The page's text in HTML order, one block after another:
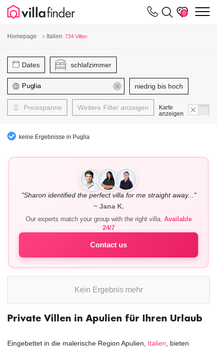
0
Homepage Italien 734 Villen
Dates schlafzimmer
niedrig bis hoch
Preisspanne Weitere Filter anzeigen
Karte
anzeigen
keine Ergebnisse in Puglia
"Sharon identified the perfect villa for me straight away..."
~ Jana K.
Our experts match your group with the right villa. Available
24/7
Contact us
Kein Ergebnis mehr
Private Villen in Apulien für Ihren Urlaub
Eingebettet in die malerische Region Apulien, Italien , bieten
Cookie-Einstellungen